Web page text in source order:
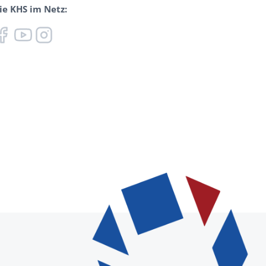
KHS im Netz: